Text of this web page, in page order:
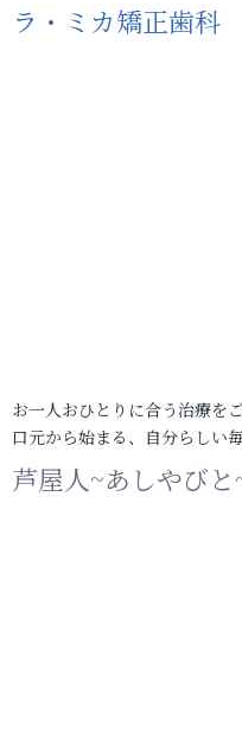
ラ・ミカ矯正歯科
お一人おひとりに合う治療を
口元から始まる、自分らしい
芦屋人~あしやびと